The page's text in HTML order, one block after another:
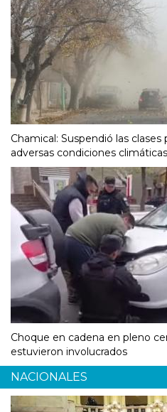
Chamical: Suspendió las
adversas condiciones climáticas
Choque en cadena en pleno
estuvieron involucrados
NACIONALES